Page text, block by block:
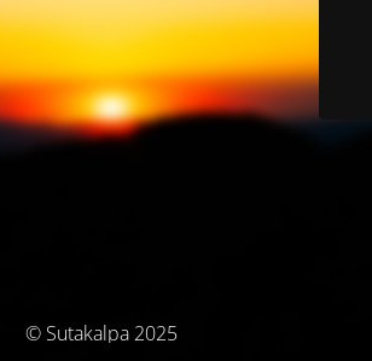
© Sutakalpa 2025